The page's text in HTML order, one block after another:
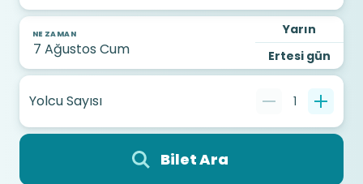
NE ZAMAN
Yarın
Ertesi gün
Yolcu Sayısı 1
Bilet Ara